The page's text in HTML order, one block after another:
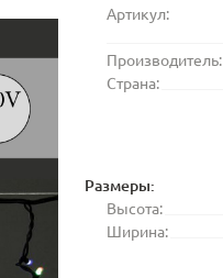
Артикул:
Производитель:
Страна:
Размеры:
Высота:
Ширина: